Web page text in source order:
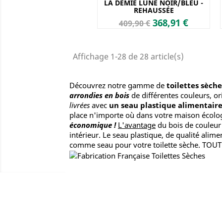
LA DEMIE LUNE NOIR/BLEU -
REHAUSSÉE
Prix
409,90 € Prix
368,91 €
Affichage 1-28 de 28 article(s)
Découvrez notre gamme de toilettes
arrondies en bois de différentes couleurs,
livrées avec un seau plastique
place n'importe où dans votre maison
économique ! L'avantage du bois de
intérieur. Le seau plastique, de qualité
comme seau pour votre toilette sèche.